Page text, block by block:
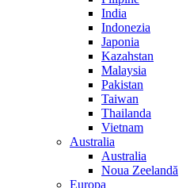
India
Indonezia
Japonia
Kazahstan
Malaysia
Pakistan
Taiwan
Thailanda
Vietnam
Australia
Australia
Noua Zeelandă
Europa